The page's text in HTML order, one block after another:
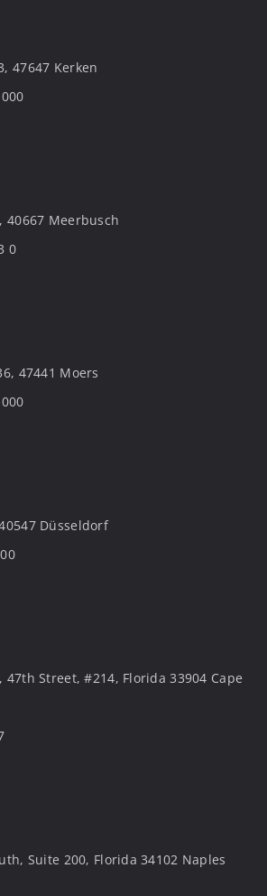
47647 Kerken
40667 Meerbusch
0
47441 Moers
Düsseldorf
47th Street, #214, Florida 33904 Cape
Suite 200, Florida 34102 Naples